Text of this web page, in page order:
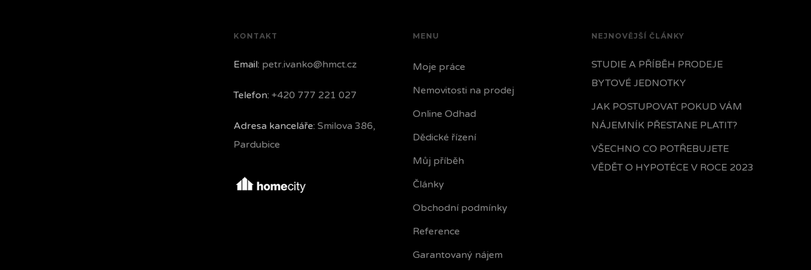
KONTAKT
Email: petr.ivanko@hmct.cz
Telefon: +420 777 221 027
Adresa kanceláře: Smilova 386,
Pardubice
MENU
Moje práce
Nemovitosti na prodej
Online Odhad
Dědické řízení
Můj příběh
Články
Obchodní podmínky
Reference
Garantovaný nájem
NEJNOVĚJŠÍ ČLÁNKY
STUDIE A PŘÍBĚH PRODEJE
BYTOVÉ JEDNOTKY
JAK POSTUPOVAT POKUD VÁM
NÁJEMNÍK PŘESTANE PLATIT?
VŠECHNO CO POTŘEBUJETE
VĚDĚT O HYPOTÉCE V ROCE 2023